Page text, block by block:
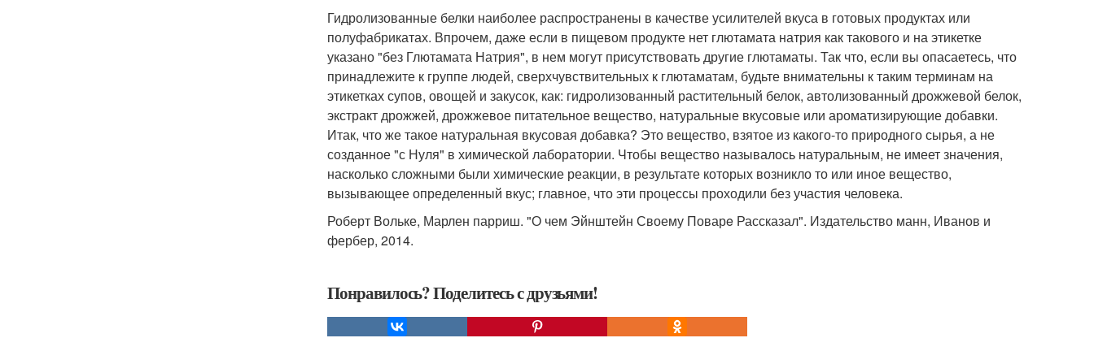
Гидролизованные белки наиболее распространены в качестве усилителей вкуса в готовых продуктах или
полуфабрикатах. Впрочем, даже если в пищевом продукте нет глютамата натрия как такового и на этикетке
указано "без Глютамата Натрия", в нем могут присутствовать другие глютаматы. Так что, если вы опасаетесь, что
принадлежите к группе людей, сверхчувствительных к глютаматам, будьте внимательны к таким терминам на
этикетках супов, овощей и закусок, как: гидролизованный растительный белок, автолизованный дрожжевой белок,
экстракт дрожжей, дрожжевое питательное вещество, натуральные вкусовые или ароматизирующие добавки.
Итак, что же такое натуральная вкусовая добавка? Это вещество, взятое из какого-то природного сырья, а не
созданное "с Нуля" в химической лаборатории. Чтобы вещество называлось натуральным, не имеет значения,
насколько сложными были химические реакции, в результате которых возникло то или иное вещество,
вызывающее определенный вкус; главное, что эти процессы проходили без участия человека.
Роберт Вольке, Марлен парриш. "О чем Эйнштейн Своему Поварe Рассказал". Издательство манн, Иванов и
фербер, 2014.
Понравилось? Поделитесь с друзьями!